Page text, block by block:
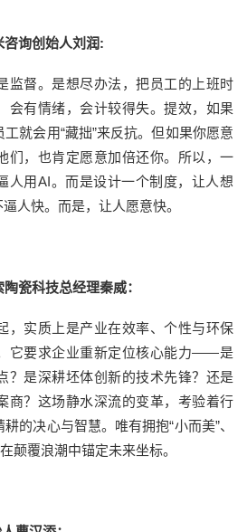
询创始人刘润:
监督。是想尽办法，把员工的上班时
会有情绪，会计较得失。提效，如果
就会用“藏拙”来反抗。但如果你愿意
们，也肯定愿意加倍还你。所以，一
人用AI。而是设计一个制度，让人想
人快。而是，让人愿意快。
瓷科技总经理秦威：
，实质上是产业在效率、个性与环保
它要求企业重新定位核心能力——是
？是深耕坯体创新的技术先锋？还是
商？这场静水深流的变革，考验着行
的决心与智慧。唯有拥抱“小而美”、
颠覆浪潮中锚定未来坐标。